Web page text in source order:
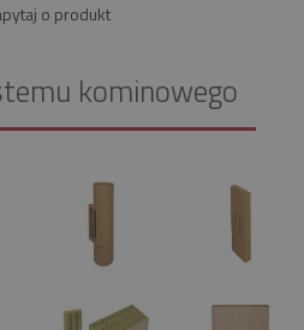
o produkt
kominowego